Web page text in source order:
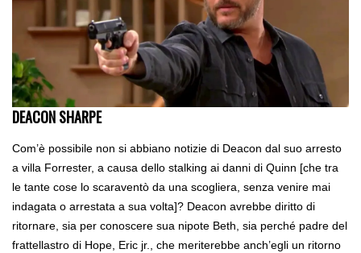
DEACON SHARPE
Com’è possibile non si abbiano notizie di Deacon dal suo arresto
a villa Forrester, a causa dello stalking ai danni di Quinn [che tra
le tante cose lo scaraventò da una scogliera, senza venire mai
indagata o arrestata a sua volta]? Deacon avrebbe diritto di
ritornare, sia per conoscere sua nipote Beth, sia perché padre del
frattellastro di Hope, Eric jr., che meriterebbe anch’egli un ritorno